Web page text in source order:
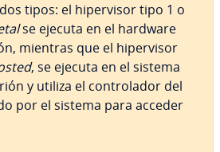
tipos: el hi­pe­r­vi­sor tipo 1 o
se ejecuta en el hardware
mientras que el hi­pe­r­vi­sor
, se ejecuta en el sistema
y utiliza el co­n­tro­la­dor del
por el sistema para acceder